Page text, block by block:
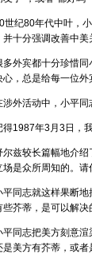
80年代中叶，小
并十分强调改善中美
宾都十分珍惜同小
心，总是给每一位外
活动中，小平同志
年3月3日，我
较长篇幅地介绍了
场是众所周知的。请
志就这样果断地把
些芥蒂，是可以解决
志把美方刻意渲染
是美方有芥蒂，或